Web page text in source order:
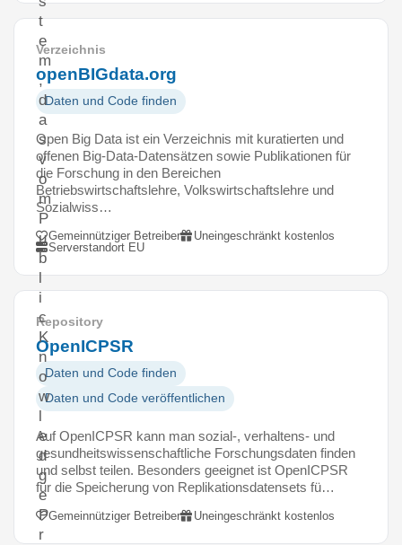
t
e
m
,
d
a
s
v
o
m
P
u
b
l
i
c
K
n
o
w
l
e
d
g
e
P
r
Verzeichnis
openBIGdata.org
Daten und Code finden
Open Big Data ist ein Verzeichnis mit kuratierten und
offenen Big-Data-Datensätzen sowie Publikationen für
die Forschung in den Bereichen
Betriebswirtschaftslehre, Volkswirtschaftslehre und
Sozialwiss…
Gemeinnütziger Betreiber
Uneingeschränkt kostenlos
Serverstandort EU
Repository
OpenICPSR
Daten und Code finden
Daten und Code veröffentlichen
Auf OpenICPSR kann man sozial-, verhaltens- und
gesundheitswissenschaftliche Forschungsdaten finden
und selbst teilen. Besonders geeignet ist OpenICPSR
für die Speicherung von Replikationsdatensets fü…
Gemeinnütziger Betreiber Uneingeschränkt kostenlos